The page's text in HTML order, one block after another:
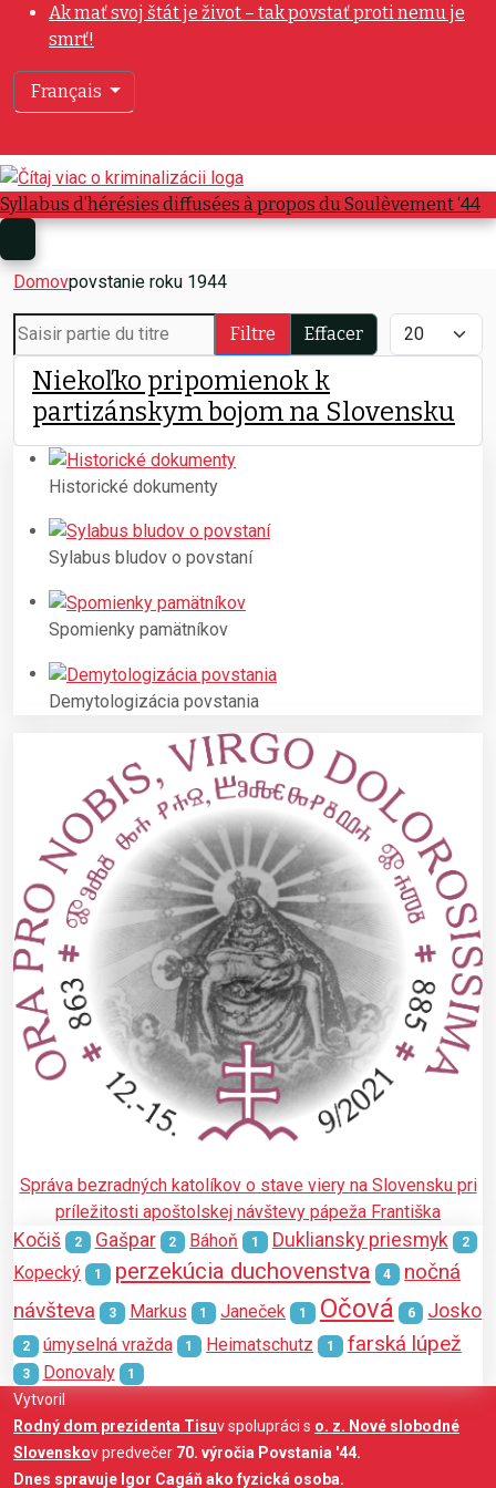
Ak mať svoj štát je život – tak povstať proti nemu je
smrť!
Sélectionnez votre langue
Français
Syllabus d’hérésies diffusées à propos du Soulèvement ‘44
Domovpovstanie roku 1944
Saisir partie du titre Filtre Effacer Afficher #
Niekoľko pripomienok k
partizánskym bojom na Slovensku
Historické dokumenty
Sylabus bludov o povstaní
Spomienky pamätníkov
Demytologizácia povstania
Správa bezradných katolíkov o stave viery na Slovensku pri
príležitosti apoštolskej návštevy pápeža Františka
Kočiš 2 Gašpar 2 Báhoň 1 Dukliansky priesmyk 2
Kopecký 1 perzekúcia duchovenstva 4
nočná
návšteva
3 Markus 1 Janeček 1 Očová 6 Josko
2 úmyselná vražda 1 Heimatschutz 1 farská lúpež
3 Donovaly 1
Vytvoril
Rodný dom prezidenta Tisuv spolupráci s o. z. Nové slobodné
Slovenskov predvečer 70. výročia Povstania '44.
Dnes spravuje Igor Cagáň ako fyzická osoba.